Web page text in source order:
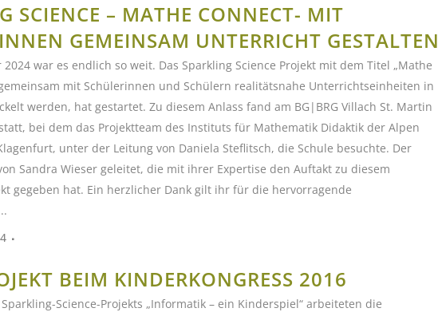
SCIENCE – MATHE CONNECT- MIT
GEMEINSAM UNTERRICHT GESTALTEN
2024 war es endlich so weit. Das Sparkling Science Projekt mit dem Titel „Mathe
mit Schülerinnen und Schülern realitätsnahe Unterrichtseinheiten in
werden, hat gestartet. Zu diesem Anlass fand am BG|BRG Villach St. Martin
bei dem das Projektteam des Instituts für Mathematik Didaktik der Alpen
unter der Leitung von Daniela Steflitsch, die Schule besuchte. Der
Sandra Wieser geleitet, die mit ihrer Expertise den Auftakt zu diesem
gegeben hat. Ein herzlicher Dank gilt ihr für die hervorragende
BEIM KINDERKONGRESS 2016
Science-Projekts „Informatik – ein Kinderspiel“ arbeiteten die